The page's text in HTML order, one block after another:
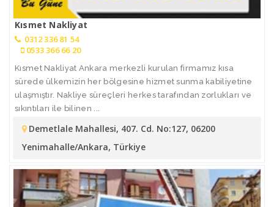
Kısmet Nakliyat
0312 336 81 54
0533 366 66 20
Kısmet Nakliyat Ankara merkezli kurulan firmamız kısa
sürede ülkemizin her bölgesine hizmet sunma kabiliyetine
ulaşmıştır. Nakliye süreçleri herkes tarafından zorlukları ve
sıkıntıları ile bilinen ...
Demetlale Mahallesi, 407. Cd. No:127, 06200
Yenimahalle/Ankara, Türkiye